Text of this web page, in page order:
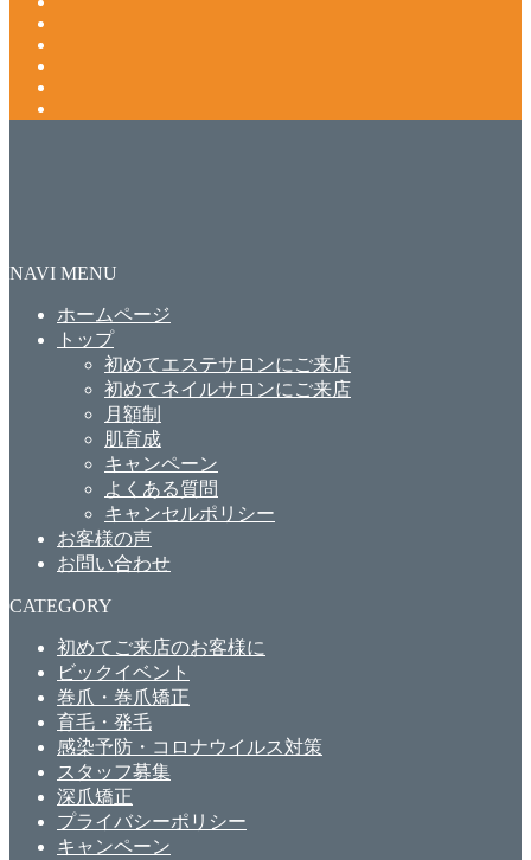
NAVI MENU
ホームページ
トップ
初めてエステサロンにご来店
初めてネイルサロンにご来店
月額制
肌育成
キャンペーン
よくある質問
キャンセルポリシー
お客様の声
お問い合わせ
CATEGORY
初めてご来店のお客様に
ビックイベント
巻爪・巻爪矯正
育毛・発毛
感染予防・コロナウイルス対策
スタッフ募集
深爪矯正
プライバシーポリシー
キャンペーン